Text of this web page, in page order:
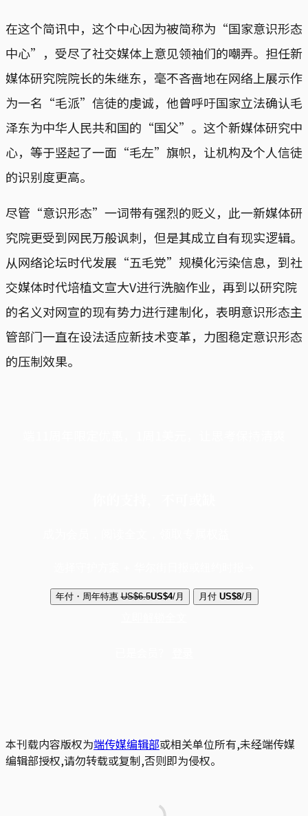
在这个简讯中，这个中心因为被简称为“国家意识形态
中心”，受尽了社交媒体上意见领袖们的嘲弄。担任新
媒体研究院院长的朱继东，毫不吝啬地在网络上展示作
为一名“毛派”信徒的虔诚，他曾呼吁国家立法确认毛
泽东为中华人民共和国的“国父”。这个新媒体研究中
心，等于竖起了一面“毛左”旗帜，让机构及个人信徒
的识别度更高。
尽管“意识形态”一词带有强烈的贬义，此一新媒体研
究院更受到网民万般讽刺，但是其成立自有现实逻辑。
从网络论坛时代发展“五毛党”规模化污染信息，到社
交媒体时代培植文宣大V进行洗脑作业，再到以研究院
的名义对网宣的现有势力进行建制化，表明意识形态主
管部门一直在设法适应新技术变革，力图稳定意识形态
的压制效果。
年付・周年特惠 US$6.5US$4/月 月付 US$8/月
本刊载内容版权为端传媒编辑部或相关单位所有,未经端传媒
编辑部授权,请勿转载或复制,否则即为侵权。